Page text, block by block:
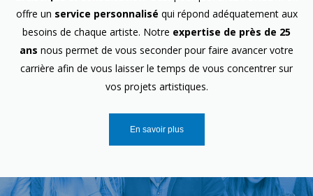
offre un service personnalisé qui répond adéquatement aux
besoins de chaque artiste. Notre expertise de près de 25
ans nous permet de vous seconder pour faire avancer votre
carrière afin de vous laisser le temps de vous concentrer sur
vos projets artistiques.
En savoir plus